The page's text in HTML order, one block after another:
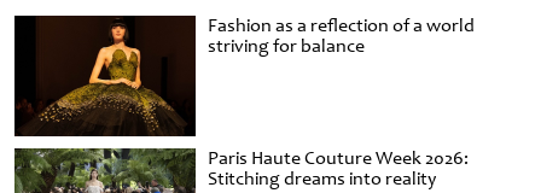
Fashion as a reflection of a world
striving for balance
Paris Haute Couture Week 2026:
Stitching dreams into reality